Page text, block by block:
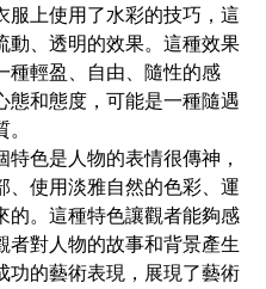
服上使用了水彩的技巧，這
動、透明的效果。這種效果
種輕盈、自由、隨性的感
態和態度，可能是一種隨遇
色是人物的表情很傳神，
、使用淡雅自然的色彩、運
的。這種特色讓觀者能夠感
者對人物的故事和背景產生
功的藝術表現，展現了藝術